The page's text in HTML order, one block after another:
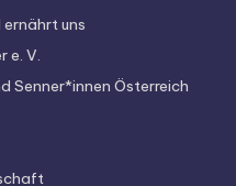
uns
e. V.
Senner*innen Österreich